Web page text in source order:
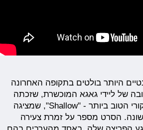
היותר בולטים בתקופה האחרונה
של ליידי גאגא המוכשרת, שזכתה
באוסקר על השיר המקורי הטוב ביותר - "Shallow", שמציגה
הסרט מספר על זמרת צעירה